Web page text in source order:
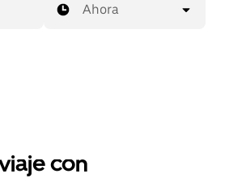
Ahora
con